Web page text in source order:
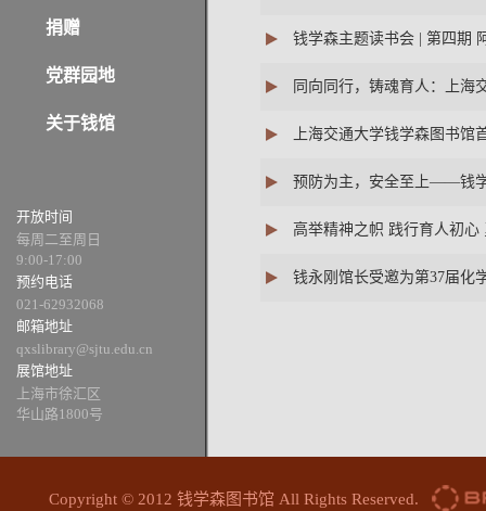
捐赠
党群园地
关于钱馆
开放时间
每周二至周日
9:00-17:00
预约电话
021-62932068
邮箱地址
qxslibrary@sjtu.edu.cn
展馆地址
上海市徐汇区
华山路1800号
钱学森主题读书会 | 第四期
同向同行，铸魂育人：上海
上海交通大学钱学森图书
预防为主，安全至上——钱
高举精神之帜 践行育人初
钱永刚馆长受邀为第37届化
Copyright © 2012 钱学森图书馆 All Rights Reserved.